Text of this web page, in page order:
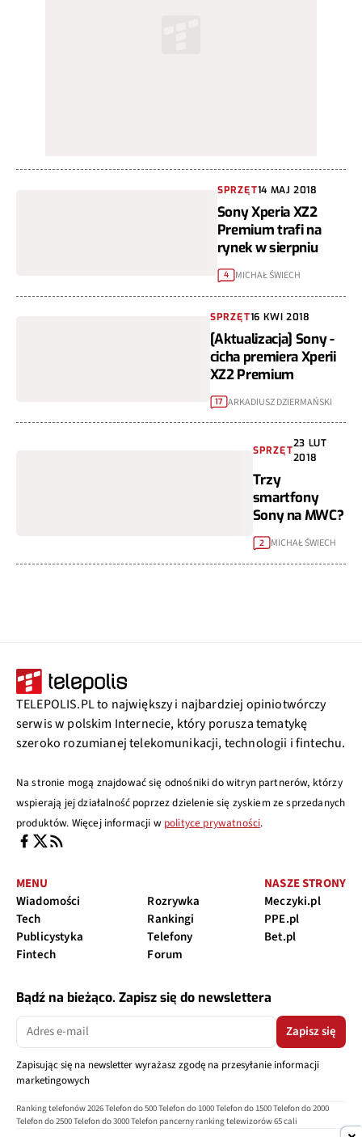
SPRZĘT14 MAJ 2018
Sony Xperia XZ2
Premium trafi na
rynek w sierpniu
4 MICHAŁ ŚWIECH
SPRZĘT16 KWI 2018
[Aktualizacja] Sony -
cicha premiera Xperii
XZ2 Premium
17 ARKADIUSZ DZIERMAŃSKI
SPRZĘT
23 LUT
2018
Trzy
smartfony
Sony na MWC?
2 MICHAŁ ŚWIECH
TELEPOLIS.PL to największy i najbardziej opiniotwórczy
serwis w polskim Internecie, który porusza tematykę
szeroko rozumianej telekomunikacji, technologii i fintechu.
Na stronie mogą znajdować się odnośniki do witryn partnerów, którzy
wspierają jej działalność poprzez dzielenie się zyskiem ze sprzedanych
produktów. Więcej informacji w polityce prywatności.
MENU
Wiadomości
Tech
Publicystyka
Fintech
Rozrywka
Rankingi
Telefony
Forum
NASZE STRONY
Meczyki.pl
PPE.pl
Bet.pl
Bądź na bieżąco. Zapisz się do newslettera
Zapisz się
Zapisując się na newsletter wyrażasz zgodę na przesyłanie informacji
marketingowych
Ranking telefonów 2026Telefon do 500Telefon do 1000Telefon do 1500Telefon do 2000
Telefon do 2500Telefon do 3000Telefon pancerny ranking telewizorów 65 cali